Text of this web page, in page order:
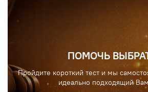
ПОМОЧЬ
Пройдите короткий тест и мы
идеально подходящий